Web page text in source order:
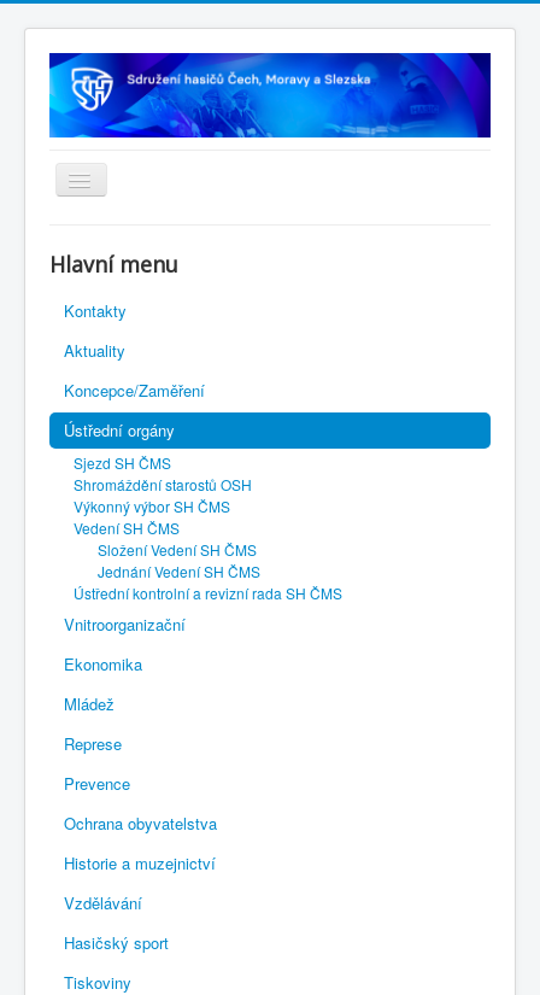
Rejstřík sportu
Novelizace Stanov SH ČMS
Plán činnosti 2026
Kalendář akcí
Výhody pro členy
Portál REDENOX
Hlavní menu
Kontakty
Aktuality
Koncepce/Zaměření
Ústřední orgány
Sjezd SH ČMS
Shromáždění starostů OSH
Výkonný výbor SH ČMS
Vedení SH ČMS
Složení Vedení SH ČMS
Jednání Vedení SH ČMS
Ústřední kontrolní a revizní rada SH ČMS
Vnitroorganizační
Ekonomika
Mládež
Represe
Prevence
Ochrana obyvatelstva
Historie a muzejnictví
Vzdělávání
Hasičský sport
Tiskoviny